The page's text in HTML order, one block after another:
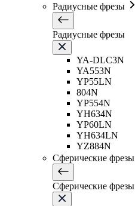
Радиусные фрезы
Радиусные фрезы
YA-DLC3N
YA553N
YP55LN
804N
YP554N
YH634N
YP60LN
YH634LN
YZ884N
Сферические фрезы
Сферические фрезы